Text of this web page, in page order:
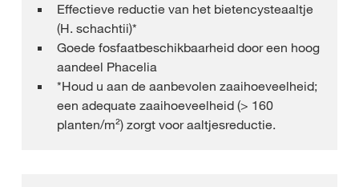
Effectieve reductie van het bietencysteaaltje
(H. schachtii)*​
Goede fosfaatbeschikbaarheid door een hoog
aandeel Phacelia​
*Houd u aan de aanbevolen zaaihoeveelheid;
een adequate zaaihoeveelheid (> 160
planten/m²) zorgt voor aaltjesreductie.